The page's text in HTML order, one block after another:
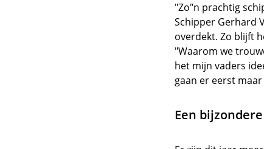
"Zo"n prachtig
Schipper Gerhard
overdekt. Zo blijft
"Waarom we
het mijn vaders
gaan er eerst
Een